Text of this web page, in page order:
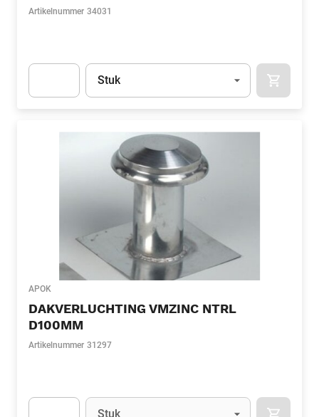
Artikelnummer 34031
Eenheid
Stuk
APOK
DAKVERLUCHTING VMZINC NTRL
D100MM
Artikelnummer 31297
Eenheid
Stuk